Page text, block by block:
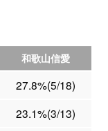
和歌山信愛
27.8%(5/18)
23.1%(3/13)